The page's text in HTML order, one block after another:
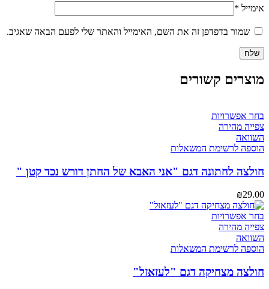
אימייל *
שמור בדפדפן זה את השם, האימייל והאתר שלי לפעם הבאה שאגיב.
מוצרים קשורים
בחר אפשרויות
מספר
ניתן
לבחור
האפשרויות
בעמוד
המוצר
צפייה מהירה
השוואה
הוספה לרשימת המשאלות
חולצה לחתונה דגם "אני האבא של החתן דורש נכד קטן "
₪29.00
בחר אפשרויותלמוצר
מספר
ניתן
לבחור
צפייה מהירה
השוואה
הוספה לרשימת המשאלות
חולצה מצחיקה דגם "לעזאזל"